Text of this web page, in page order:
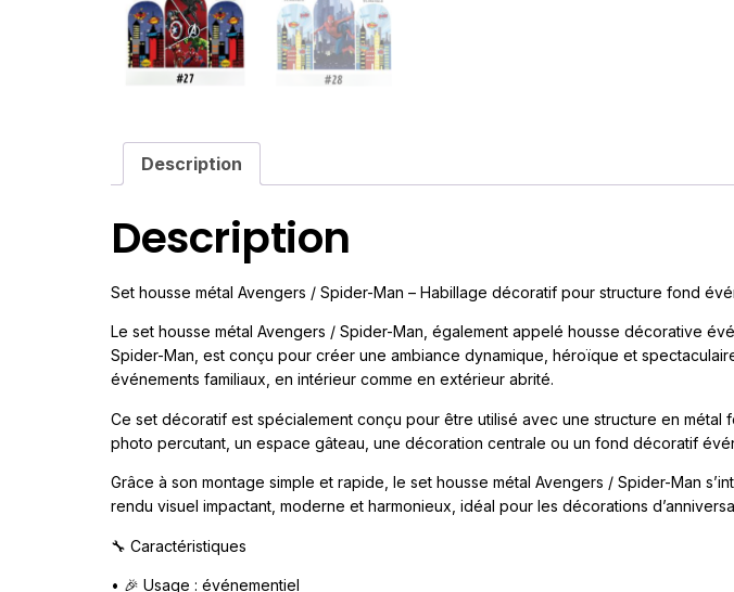
Description
Description
Set housse métal Avengers / Spider-Man – Habillage décoratif pour structure fond
Le set housse métal Avengers / Spider-Man, également appelé housse décorative
Spider-Man, est conçu pour créer une ambiance dynamique, héroïque et
événements familiaux, en intérieur comme en extérieur abrité.
Ce set décoratif est spécialement conçu pour être utilisé avec une structure en
photo percutant, un espace gâteau, une décoration centrale ou un fond décoratif
Grâce à son montage simple et rapide, le set housse métal Avengers / Spider-Man
rendu visuel impactant, moderne et harmonieux, idéal pour les décorations
🔧 Caractéristiques
• 🎉 Usage : événementiel